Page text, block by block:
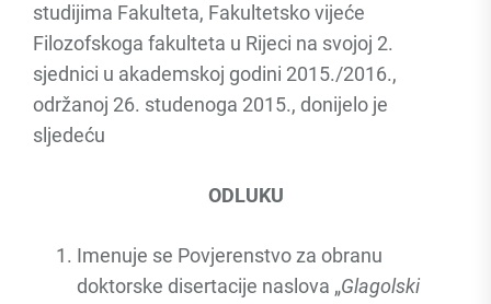
studijima Fakulteta, Fakultetsko vijeće
Filozofskoga fakulteta u Rijeci na svojoj 2.
sjednici u akademskoj godini 2015./2016.,
održanoj 26. studenoga 2015., donijelo je
sljedeću
ODLUKU
Imenuje se Povjerenstvo za obranu
doktorske disertacije naslova „Glagolski